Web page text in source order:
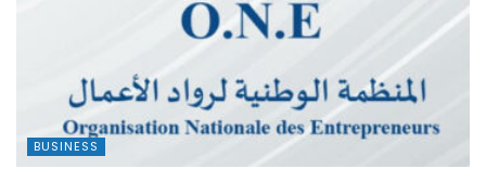
BUSINESS